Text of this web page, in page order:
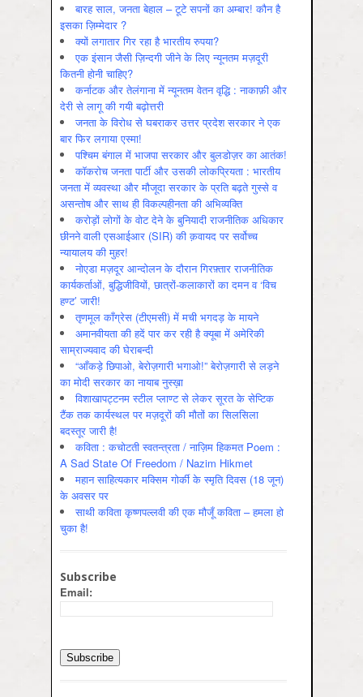
बारह साल, जनता बेहाल – टूटे सपनों का अम्बार! कौन है
इसका ज़िम्मेदार ?
क्यों लगातार गिर रहा है भारतीय रुपया?
एक इंसान जैसी ज़िन्दगी जीने के लिए न्यूनतम मज़दूरी
कितनी होनी चाहिए?
कर्नाटक और तेलंगाना में न्यूनतम वेतन वृद्धि : नाकाफ़ी और
देरी से लागू की गयी बढ़ोत्तरी
जनता के विरोध से घबराकर उत्तर प्रदेश सरकार ने एक
बार फिर लगाया एस्मा!
पश्चिम बंगाल में भाजपा सरकार और बुलडोज़र का आतंक!
कॉकरोच जनता पार्टी और उसकी लोकप्रियता : भारतीय
जनता में व्‍यवस्‍था और मौजूदा सरकार के प्रति बढ़ते गुस्‍से व
असन्‍तोष और साथ ही विकल्‍पहीनता की अभिव्‍यक्ति
करोड़ों लोगों के वोट देने के बुनियादी राजनीतिक अधिकार
छीनने वाली एसआईआर (SIR) की क़वायद पर सर्वोच्च
न्यायालय की मुहर!
नोएडा मज़दूर आन्दोलन के दौरान गिरफ़्तार राजनीतिक
कार्यकर्ताओं, बुद्धिजीवियों, छात्रों-कलाकारों का दमन व ‘विच
हण्ट’ जारी!
तृणमूल काँग्रेस (टीएमसी) में मची भगदड़ के मायने
अमानवीयता की हदें पार कर रही है क्यूबा में अमेरिकी
साम्राज्यवाद की घेराबन्दी
“आँकड़े छिपाओ, बेरोज़गारी भगाओ!” बेरोज़गारी से लड़ने
का मोदी सरकार का नायाब नुस्ख़ा
विशाखापट्टनम स्टील प्लाण्ट से लेकर सूरत के सेप्टिक
टैंक तक कार्यस्थल पर मज़दूरों की मौतों का सिलसिला
बदस्तूर जारी है!
कविता : कचोटती स्वतन्त्रता / नाज़िम हिकमत Poem :
A Sad State Of Freedom / Nazim Hikmet
महान साहित्यकार मक्सिम गोर्की के स्मृति दिवस (18 जून)
के अवसर पर
साथी कविता कृष्णपल्लवी की एक मौजूँ कविता – हमला हो
चुका है!
Subscribe
Email: